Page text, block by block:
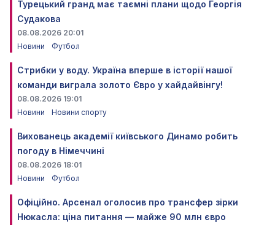
Турецький гранд має таємні плани щодо Георгія
Судакова
08.08.2026 20:01
Новини
Футбол
Стрибки у воду. Україна вперше в історії нашої
команди виграла золото Євро у хайдайвінгу!
08.08.2026 19:01
Новини
Новини спорту
Вихованець академії київського Динамо робить
погоду в Німеччині
08.08.2026 18:01
Новини
Футбол
Офіційно. Арсенал оголосив про трансфер зірки
Нюкасла: ціна питання — майже 90 млн євро